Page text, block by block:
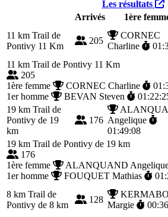
Les résultats
Arrivés
1ère
11 km Trail de
Pontivy 11 Km
205
CORNEC
Charline
11 km Trail de Pontivy 11 Km
205
1ère femme
CORNEC Charline
1er homme
BEVAN Steven
19 km Trail de
Pontivy de 19
km
176 Angelique
01:49:08
19 km Trail de Pontivy de 19 km
176
1ère femme
ALANQUAND
1er homme
FOUQUET Mathias
8 km Trail de
Pontivy de 8 km
128
Margie